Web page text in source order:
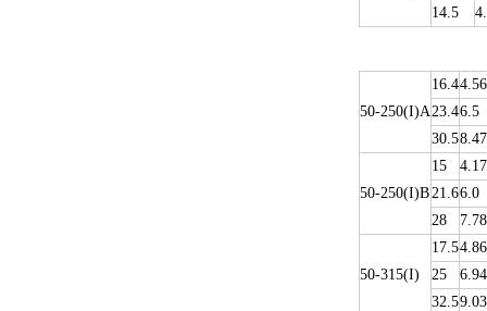
14.5
50-250(I)A
16.44.56
23.46.5
30.58.47
50-250(I)B
15
4.17
21.66.0
28
7.78
50-315(I)
17.54.86
25
6.94
32.59.03